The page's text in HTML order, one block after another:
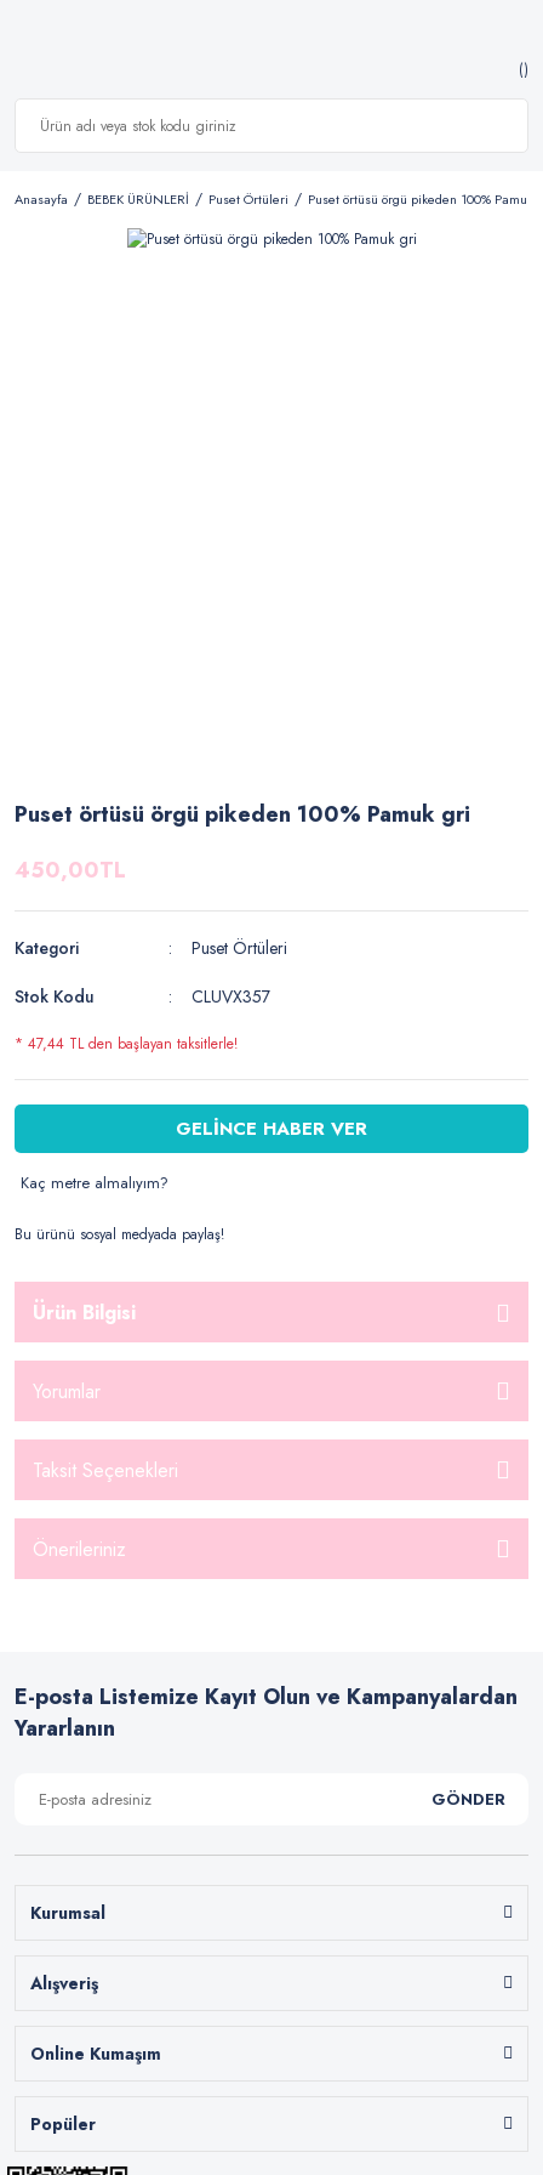
Anasayfa BEBEK ÜRÜNLERİ Puset Örtüleri Puset örtüsü örgü pikeden 100% Pamuk
Puset örtüsü örgü pikeden 100% Pamuk gri
450,00TL
Kategori
Puset Örtüleri
Stok Kodu
CLUVX357
* 47,44 TL den başlayan taksitlerle!
GELİNCE HABER VER
Kaç metre almalıyım?
Bu ürünü sosyal medyada paylaş!
Ürün Bilgisi
Yorumlar
Taksit Seçenekleri
Önerileriniz
E-posta Listemize Kayıt Olun ve Kampanyalardan
Yararlanın
GÖNDER
Kurumsal
Alışveriş
Online Kumaşım
Popüler